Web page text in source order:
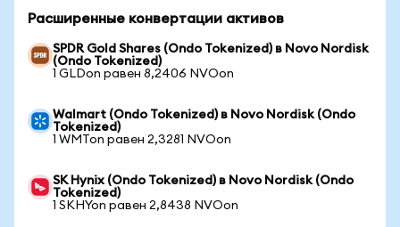
Расширенные конвертации активов
SPDR Gold Shares (Ondo Tokenized) в Novo Nordisk
(Ondo Tokenized)
1 GLDon равен 8,2406 NVOon
Walmart (Ondo Tokenized) в Novo Nordisk (Ondo
Tokenized)
1 WMTon равен 2,3281 NVOon
SK Hynix (Ondo Tokenized) в Novo Nordisk (Ondo
Tokenized)
1 SKHYon равен 2,8438 NVOon